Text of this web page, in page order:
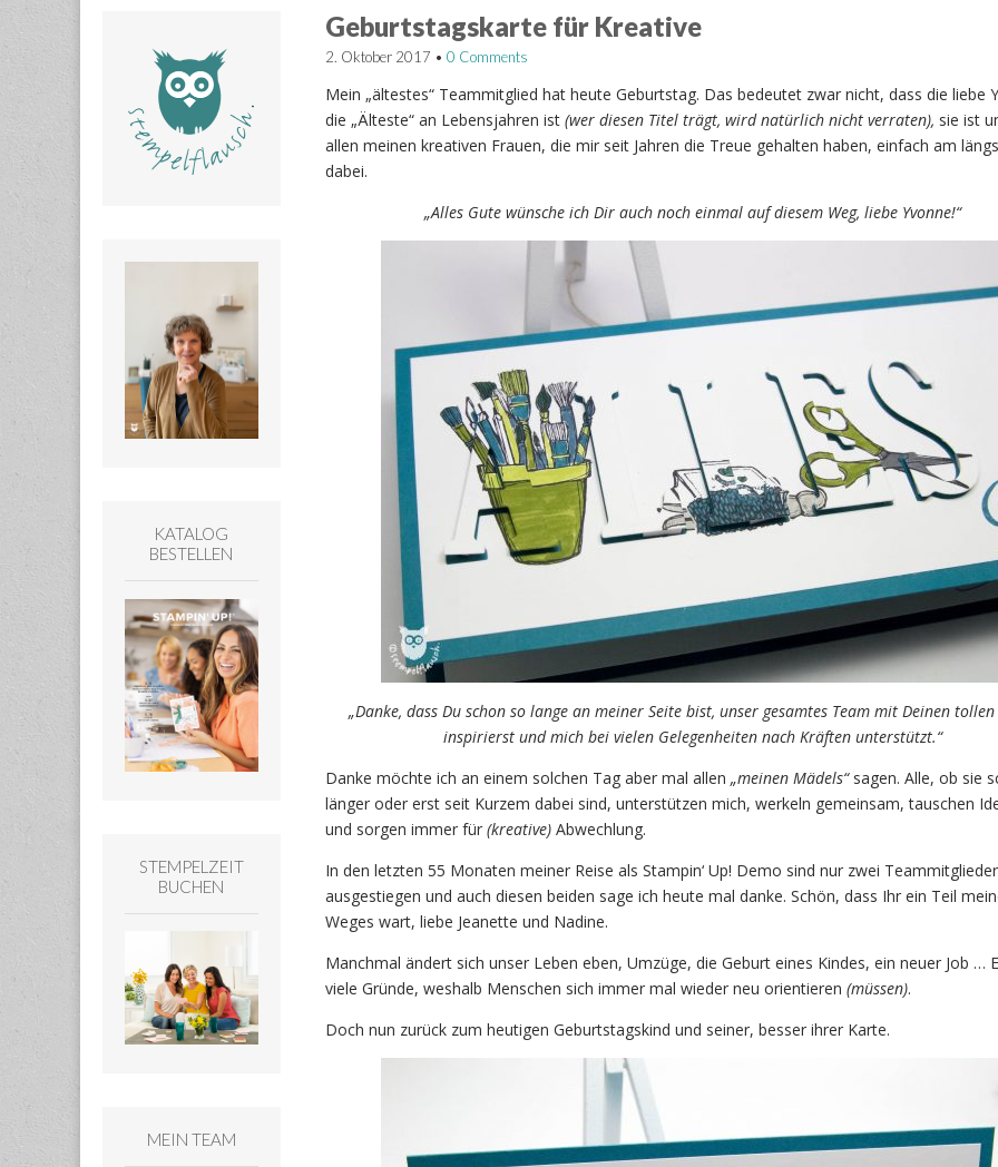
Geburtstagskarte für Kreative
2. Oktober 2017 • 0 Comments
Mein „ältestes“ Teammitglied hat heute Geburtstag. Das bedeutet zwar nicht, dass die liebe
die „Älteste“ an Lebensjahren ist (wer diesen Titel trägt, wird natürlich nicht verraten), sie ist
allen meinen kreativen Frauen, die mir seit Jahren die Treue gehalten haben, einfach am
dabei.
„Alles Gute wünsche ich Dir auch noch einmal auf diesem Weg, liebe Yvonne!“
„Danke, dass Du schon so lange an meiner Seite bist, unser gesamtes Team mit Deinen
inspirierst und mich bei vielen Gelegenheiten nach Kräften unterstützt.“
Danke möchte ich an einem solchen Tag aber mal allen „meinen Mädels“sagen. Alle, ob sie
länger oder erst seit Kurzem dabei sind, unterstützen mich, werkeln gemeinsam, tauschen
und sorgen immer für (kreative)Abwechlung.
In den letzten 55 Monaten meiner Reise als Stampin‘ Up! Demo sind nur zwei
ausgestiegen und auch diesen beiden sage ich heute mal danke. Schön, dass Ihr ein Teil
Weges wart, liebe Jeanette und Nadine.
Manchmal ändert sich unser Leben eben, Umzüge, die Geburt eines Kindes, ein neuer Job …
viele Gründe, weshalb Menschen sich immer mal wieder neu orientieren (müssen).
Doch nun zurück zum heutigen Geburtstagskind und seiner, besser ihrer Karte.
KATALOG
BESTELLEN
STEMPELZEIT
BUCHEN
MEIN TEAM